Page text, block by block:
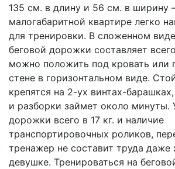
135 см. в длину и 56 см. в ширину
малогабаритной квартире легко
для тренировки. В сложенном
беговой дорожки составляет
можно положить под кровать или
стене в горизонтальном виде.
крепятся на 2-ух винтах-
и разборки займет около минуты.
дорожки всего в 17 кг. и наличие
транспортировочных роликов,
тренажер не составит труда даже
девушке. Тренироваться на